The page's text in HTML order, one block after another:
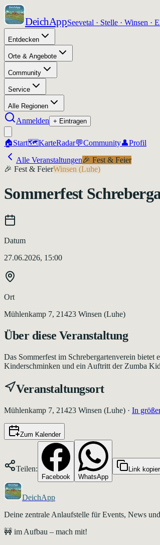
DeichAppSeevetal · Stelle · Winsen ·
Entdecken
Orte & Angebote
Community
Service
Alle Regionen
Anmelden + Eintragen
🏠Start🗺️KarteRadar💬Community👤Profil
Alle Veranstaltungen🎉 Fest & Feier
🎉 Fest & FeierWinsen (Luhe)
Sommerfest
Datum
27.06.2026, 15:00
Ort
Mühlenkamp 7, 21423 Winsen (Luhe)
Über diese Veranstaltung
Das Sommerfest im Schrebergartenverein
Kinderschminken und ein Auftritt der Zumba
Veranstaltungsort
Mühlenkamp 7, 21423 Winsen (Luhe) · In
Zum Kalender
Teilen:
Facebook WhatsApp
Link
DeichApp
Deine zentrale Anlaufstelle für Events, News
🚧 im Aufbau – mach mit!